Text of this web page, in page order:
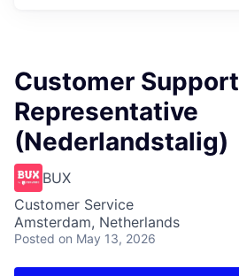
Customer Support
Representative
(Nederlandstalig)
BUX
Customer Service
Amsterdam, Netherlands
Posted on May 13, 2026